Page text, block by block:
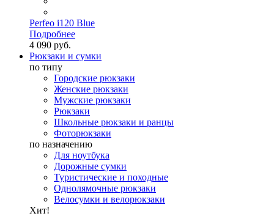
Perfeo i120 Blue
Подробнее
4 090 руб.
Рюкзаки и сумки
по типу
Городские рюкзаки
Женские рюкзаки
Мужские рюкзаки
Рюкзаки
Школьные рюкзаки и ранцы
Фоторюкзаки
по назначению
Для ноутбука
Дорожные сумки
Туристические и походные
Однолямочные рюкзаки
Велосумки и велорюкзаки
Хит!